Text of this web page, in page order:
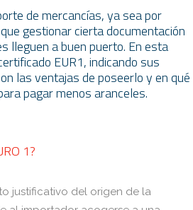
de mercancías, ya sea por
gestionar cierta documentación
lleguen a buen puerto. En esta
EUR1, indicando sus
las ventajas de poseerlo y en qué
pagar menos aranceles.
1?
justificativo del origen de la